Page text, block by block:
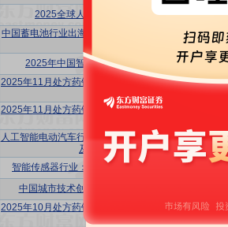
2025全球人工智能技术应用洞察报告
中国蓄电池行业出海国别机会洞察报告：蓄电池-锂离
2025年中国智能化健康管理行业研究报告
2025年11月处方药销售全景洞察：数据驱动・精准破
局
2025年11月处方药销售全景洞察：数据驱动・精准破
人工智能电动汽车行业：2025中国AIEV产业年度回顾
及发展总结报告
智能传感器行业：2025 Sensor Top 50榜单报告
中国城市技术创新月报（2025.11）：扬州市
2025年10月处方药销售全景洞察：动态应变破局新机
遇